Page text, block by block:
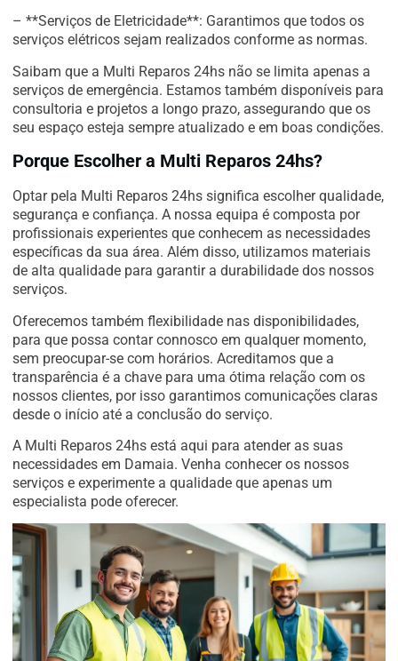
– **Serviços de Eletricidade**: Garantimos que todos os
serviços elétricos sejam realizados conforme as normas.
Saibam que a Multi Reparos 24hs não se limita apenas a
serviços de emergência. Estamos também disponíveis para
consultoria e projetos a longo prazo, assegurando que os
seu espaço esteja sempre atualizado e em boas condições.
Porque Escolher a Multi Reparos 24hs?
Optar pela Multi Reparos 24hs significa escolher qualidade,
segurança e confiança. A nossa equipa é composta por
profissionais experientes que conhecem as necessidades
específicas da sua área. Além disso, utilizamos materiais
de alta qualidade para garantir a durabilidade dos nossos
serviços.
Oferecemos também flexibilidade nas disponibilidades,
para que possa contar connosco em qualquer momento,
sem preocupar-se com horários. Acreditamos que a
transparência é a chave para uma ótima relação com os
nossos clientes, por isso garantimos comunicações claras
desde o início até a conclusão do serviço.
A Multi Reparos 24hs está aqui para atender as suas
necessidades em Damaia. Venha conhecer os nossos
serviços e experimente a qualidade que apenas um
especialista pode oferecer.